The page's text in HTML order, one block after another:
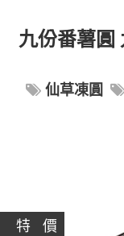
九份番薯圓
仙草凍圓
特 價